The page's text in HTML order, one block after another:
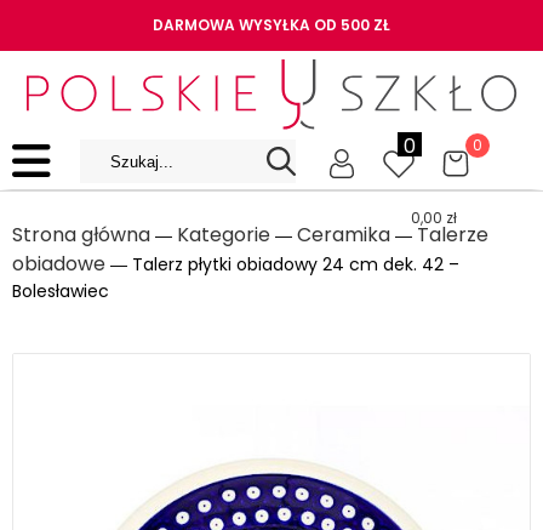
DARMOWA WYSYŁKA OD 500 ZŁ
0 0
0,00 zł
Strona główna ― Kategorie ― Ceramika ― Talerze
obiadowe ― Talerz płytki obiadowy 24 cm dek. 42 –
Bolesławiec